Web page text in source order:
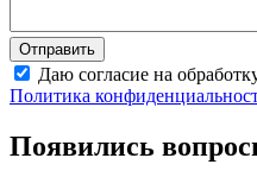
Даю согласие на
Политика
Появились